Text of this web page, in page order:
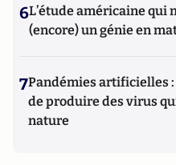
6L’étude américaine qui
(encore) un génie en
7Pandémies artificielles :
de produire des virus
nature